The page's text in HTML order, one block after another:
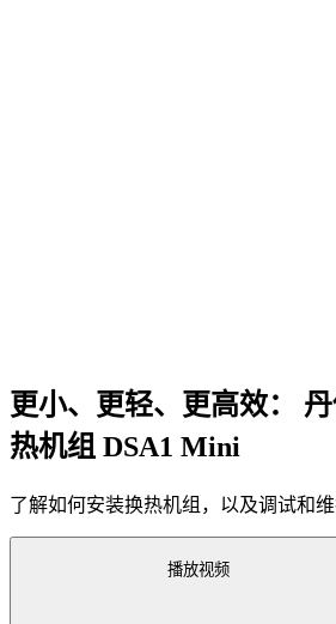
更小、更轻、更高效：
热机组 DSA1 Mini
了解如何安装换热机组，以及调试和维
播放视频